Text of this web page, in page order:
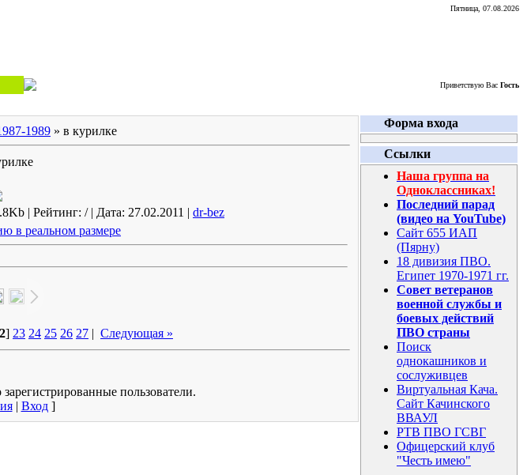
Пятница, 07.08.2026
Приветствую Вас Гость
1989 » в курилке
| Рейтинг: / | Дата: 27.02.2011 | dr-bez
в реальном размере
] 23 24 25 26 27 | Следующая »
пользователи.
| Вход]
Форма входа
Ссылки
Наша группа на
Одноклассниках!
Последний парад
(видео на YouTube)
Сайт 655 ИАП
(Пярну)
18 дивизия ПВО.
Египет 1970-1971 гг.
Совет ветеранов
военной службы и
боевых действий
ПВО страны
Поиск
однокашников и
сослуживцев
Виртуальная Кача.
Сайт Качинского
ВВАУЛ
РТВ ПВО ГСВГ
Офицерский клуб
"Честь имею"